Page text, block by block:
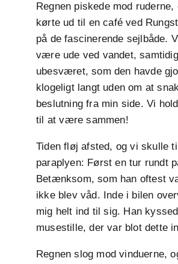
Regnen piskede mod
kørte ud til en café ved
på de fascinerende sejlbåde.
være ude ved vandet,
ubesværet, som den havde
klogeligt langt uden om at
beslutning fra min side. Vi
til at være sammen!
Tiden fløj afsted, og vi skulle
paraplyen: Først en tur rundt
Betænksom, som han oftest
ikke blev våd. Inde i bilen
mig helt ind til sig. Han
musestille, der var blot dette
Regnen slog mod vinduerne,